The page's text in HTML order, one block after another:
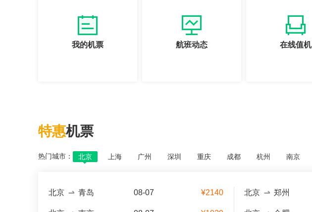
我的机票 航班动态 在线值机
特惠机票
热门城市： 北京 上海 广州 深圳 重庆 成都 杭州 南京
北京 青岛 08-07 ¥2140 北京 郑州